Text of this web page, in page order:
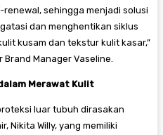
sehingga menjadi solusi
dan menghentikan siklus
kusam dan tekstur kulit kasar,”
Manager Vaseline.
Merawat Kulit
luar tubuh dirasakan
Nikita Willy, yang memiliki